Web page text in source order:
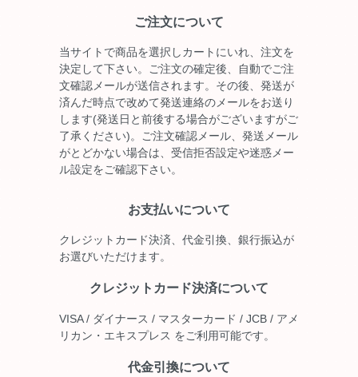
ご注文について
当サイトで商品を選択しカートにいれ、注文を
決定して下さい。ご注文の確定後、自動でご注
文確認メールが送信されます。その後、発送が
済んだ時点で改めて発送連絡のメールをお送り
します(発送日と前後する場合がございますがご
了承ください)。ご注文確認メール、発送メール
がとどかない場合は、受信拒否設定や迷惑メー
ル設定をご確認下さい。
お支払いについて
クレジットカード決済、代金引換、銀行振込が
お選びいただけます。
クレジットカード決済について
VISA / ダイナース / マスターカード / JCB / アメ
リカン・エキスプレス をご利用可能です。
代金引換について